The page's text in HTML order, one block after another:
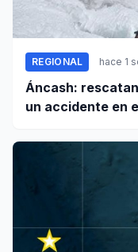
REGIONAL hace 1
Áncash:
un accidente en